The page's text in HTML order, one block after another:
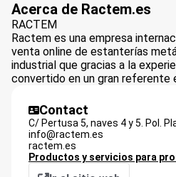
Acerca de Ractem.es
RACTEM
Ractem es una empresa
venta online de estanterías
industrial que gracias a la
convertido en un gran referente
Contact
C/ Pertusa 5, naves 4 y 5. Pol.
info@ractem.es
ractem.es
Productos y servicios para